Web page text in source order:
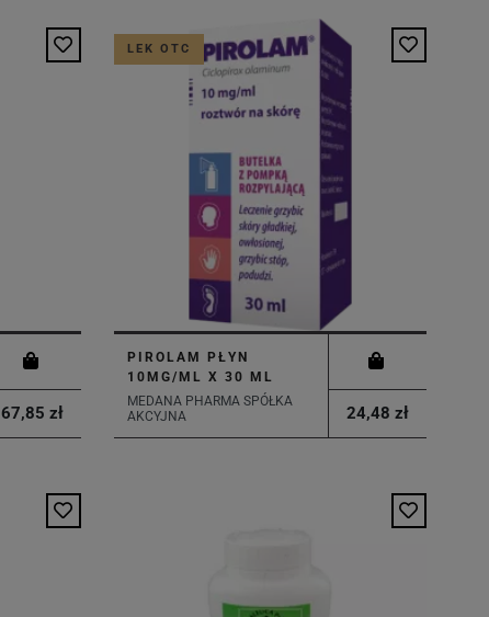
67,85 zł
LEK OTC
PIROLAM PŁYN
10MG/ML X 30 ML
MEDANA PHARMA SPÓŁKA
AKCYJNA
24,48 zł